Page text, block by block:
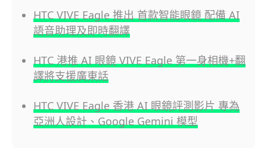
HTC VIVE Eagle 推出 首款智能眼鏡 配備 AI
語音助理及即時翻譯
HTC 港推 AI 眼鏡 VIVE Eagle 第一身相機+翻
譯將支援廣東話
HTC VIVE Eagle 香港 AI 眼鏡評測影片 專為
亞洲人設計、Google Gemini 模型